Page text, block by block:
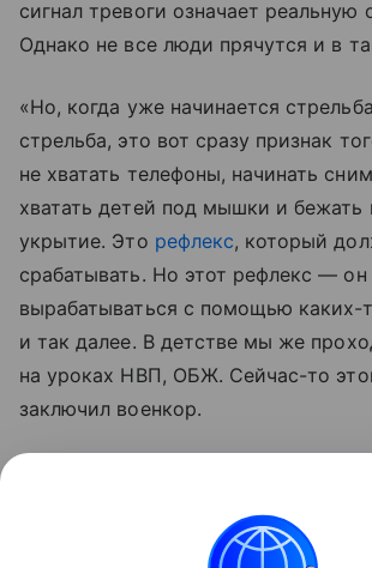
сигнал тревоги означает реальную
Однако не все люди прячутся и в
«Но, когда уже начинается
стрельба, это вот сразу признак
не хватать телефоны, начинать
хватать детей под мышки и
укрытие. Это рефлекс, который
срабатывать. Но этот рефлекс —
вырабатываться с помощью каких-
и так далее. В детстве мы же
на уроках НВП, ОБЖ. Сейчас-то
заключил военкор.